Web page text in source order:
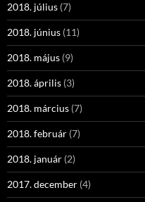
2018. július (7)
2018. június (11)
2018. május (9)
2018. április (3)
2018. március (7)
2018. február (7)
2018. január (2)
2017. december (4)